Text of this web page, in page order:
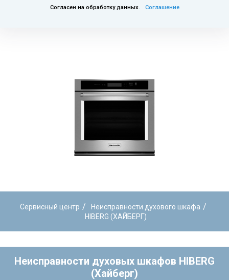
Согласен на обработку данных. Соглашение
Сервисный центр / Неисправности духового шкафа /
HIBERG (ХАЙБЕРГ)
Неисправности духовых шкафов HIBERG
(Хайберг)